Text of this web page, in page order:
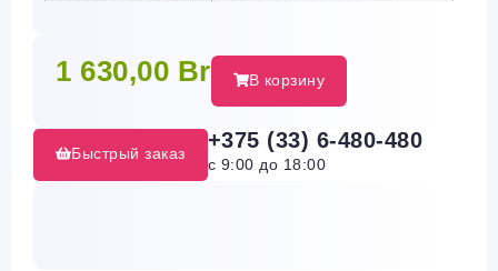
1 630,00 Br В корзину
Быстрый заказ
+375 (33) 6-480-480
с 9:00 до 18:00